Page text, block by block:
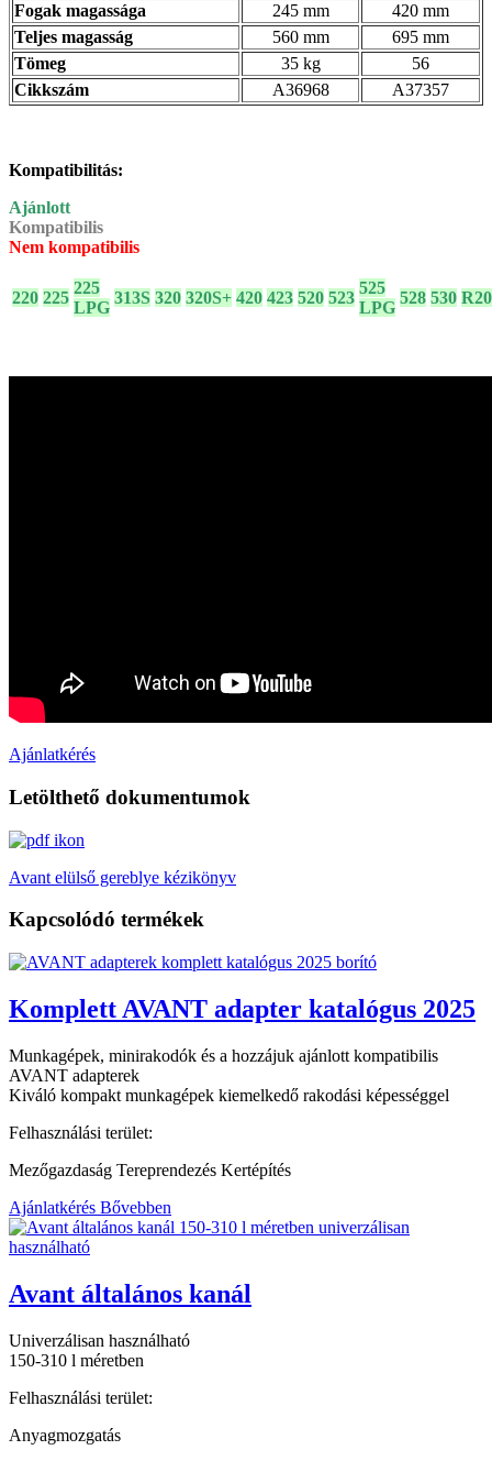
Fogak magassága
245 mm
420 mm
Teljes magasság
560 mm
695 mm
Tömeg
35 kg
56
Cikkszám
A36968 A37357
Kompatibilitás:
Ajánlott
Kompatibilis
Nem kompatibilis
220 225
225
LPG
313S 320 320S+ 420 423 520 523
525
LPG
528 530 R20
Ajánlatkérés
Letölthető dokumentumok
Avant elülső gereblye kézikönyv
Kapcsolódó termékek
Komplett AVANT adapter katalógus 2025
Munkagépek, minirakodók és a hozzájuk ajánlott kompatibilis
AVANT adapterek
Kiváló kompakt munkagépek kiemelkedő rakodási képességgel
Felhasználási terület:
Mezőgazdaság Tereprendezés Kertépítés
Ajánlatkérés Bővebben
Avant általános kanál
Univerzálisan használható
150-310 l méretben
Felhasználási terület:
Anyagmozgatás